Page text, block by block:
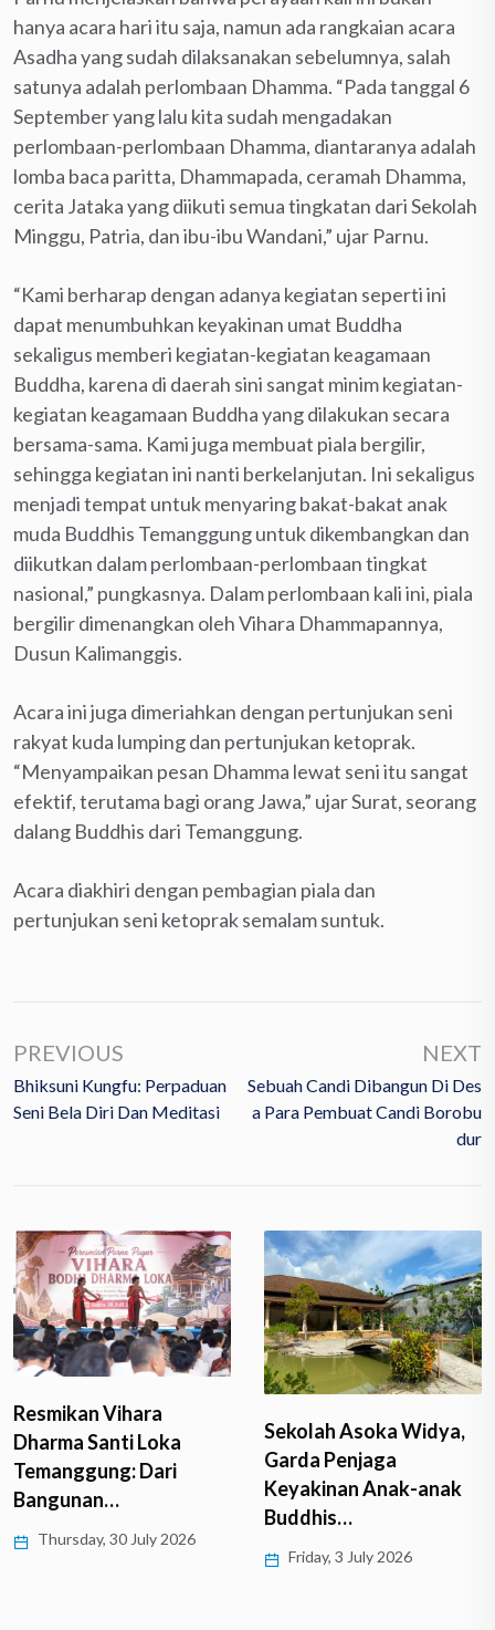
hanya acara hari itu saja, namun ada rangkaian acara
Asadha yang sudah dilaksanakan sebelumnya, salah
satunya adalah perlombaan Dhamma. “Pada tanggal 6
September yang lalu kita sudah mengadakan
perlombaan-perlombaan Dhamma, diantaranya adalah
lomba baca paritta, Dhammapada, ceramah Dhamma,
cerita Jataka yang diikuti semua tingkatan dari Sekolah
Minggu, Patria, dan ibu-ibu Wandani,” ujar Parnu.
“Kami berharap dengan adanya kegiatan seperti ini
dapat menumbuhkan keyakinan umat Buddha
sekaligus memberi kegiatan-kegiatan keagamaan
Buddha, karena di daerah sini sangat minim kegiatan-
kegiatan keagamaan Buddha yang dilakukan secara
bersama-sama. Kami juga membuat piala bergilir,
sehingga kegiatan ini nanti berkelanjutan. Ini sekaligus
menjadi tempat untuk menyaring bakat-bakat anak
muda Buddhis Temanggung untuk dikembangkan dan
diikutkan dalam perlombaan-perlombaan tingkat
nasional,” pungkasnya. Dalam perlombaan kali ini, piala
bergilir dimenangkan oleh Vihara Dhammapannya,
Dusun Kalimanggis.
Acara ini juga dimeriahkan dengan pertunjukan seni
rakyat kuda lumping dan pertunjukan ketoprak.
“Menyampaikan pesan Dhamma lewat seni itu sangat
efektif, terutama bagi orang Jawa,” ujar Surat, seorang
dalang Buddhis dari Temanggung.
Acara diakhiri dengan pembagian piala dan
pertunjukan seni ketoprak semalam suntuk.
PREVIOUS
Bhiksuni Kungfu: Perpaduan
Seni Bela Diri Dan Meditasi
NEXT
Sebuah Candi Dibangun Di Des
A Para Pembuat Candi Borobu
Dur
Resmikan Vihara
Dharma Santi Loka
Temanggung: Dari
Bangunan…
Thursday, 30 July 2026
Sekolah Asoka Widya,
Garda Penjaga
Keyakinan Anak-anak
Buddhis…
Friday, 3 July 2026